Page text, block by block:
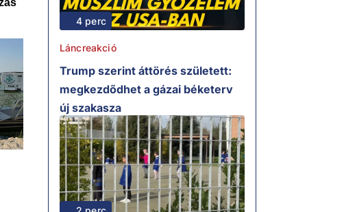
4 perc
Láncreakció
Trump szerint áttörés született:
megkezdődhet a gázai béketerv
új szakasza